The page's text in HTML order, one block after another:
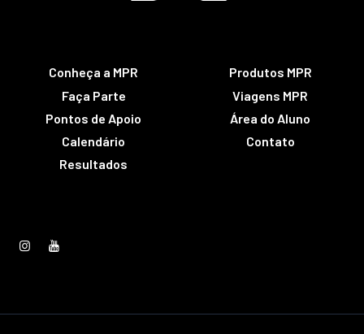
Conheça a MPR
Faça Parte
Pontos de Apoio
Calendário
Resultados
Produtos MPR
Viagens MPR
Área do Aluno
Contato